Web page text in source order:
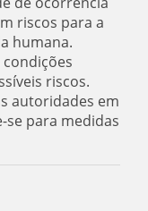
riscos para a
humana.
riscos.
autoridades em
se para medidas